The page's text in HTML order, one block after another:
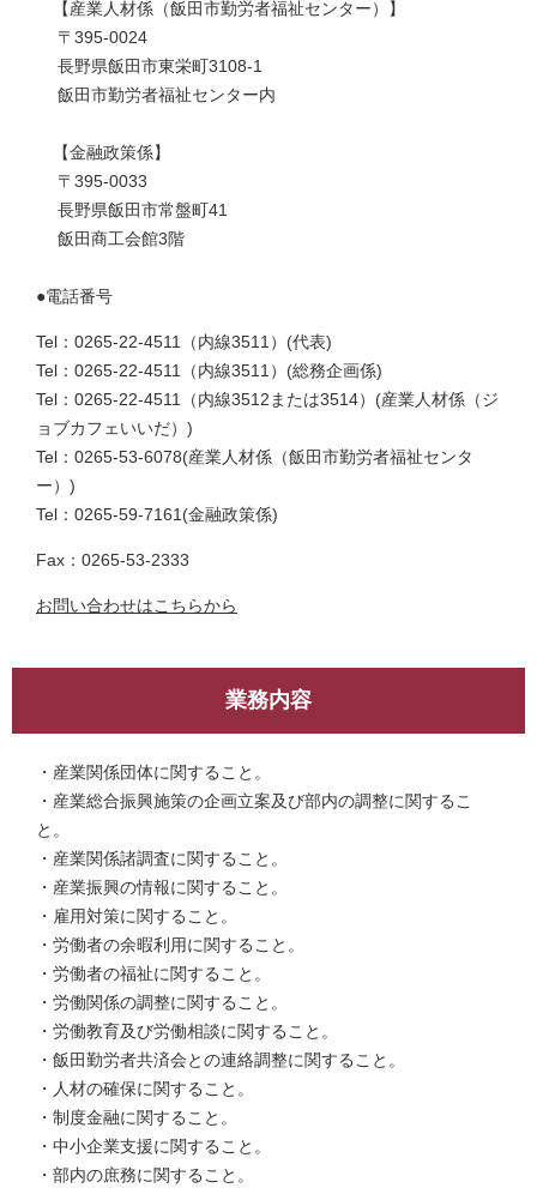
【産業人材係（飯田市勤労者福祉センター）】
〒395-0024
長野県飯田市東栄町3108-1
飯田市勤労者福祉センター内
【金融政策係】
〒395-0033
長野県飯田市常盤町41
飯田商工会館3階
●電話番号
Tel：0265-22-4511（内線3511）
代表
Tel：0265-22-4511（内線3511）
総務企画係
Tel：0265-22-4511（内線3512または3514）
産業人材係（ジ
ョブカフェいいだ）
Tel：0265-53-6078 産業人材係（飯田市勤労者福祉センタ
ー）
Tel：0265-59-7161 金融政策係
Fax：0265-53-2333
お問い合わせはこちらから
業務内容
・産業関係団体に関すること。
・産業総合振興施策の企画立案及び部内の調整に関するこ
と。
・産業関係諸調査に関すること。
・産業振興の情報に関すること。
・雇用対策に関すること。
・労働者の余暇利用に関すること。
・労働者の福祉に関すること。
・労働関係の調整に関すること。
・労働教育及び労働相談に関すること。
・飯田勤労者共済会との連絡調整に関すること。
・人材の確保に関すること。
・制度金融に関すること。
・中小企業支援に関すること。
・部内の庶務に関すること。